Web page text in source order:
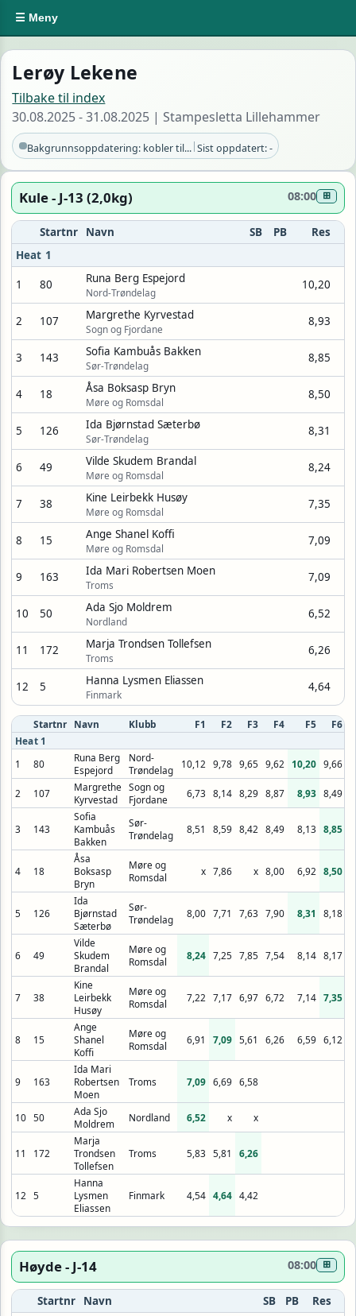
☰ Meny
Lerøy Lekene
Tilbake til index
30.08.2025 - 31.08.2025 | Stampesletta Lillehammer
Bakgrunnsoppdatering: kobler til...|Sist oppdatert: -
Kule - J-13 (2,0kg) 08:00 ⊞
Startnr Navn SB PB
Res
Heat 1
1 80 Runa Berg Espejord
Nord-Trøndelag
10,20
2 107 Margrethe Kyrvestad
Sogn og Fjordane
8,93
3 143 Sofia Kambuås Bakken
Sør-Trøndelag
8,85
4 18 Åsa Boksasp Bryn
Møre og Romsdal
8,50
5 126 Ida Bjørnstad Sæterbø
Sør-Trøndelag
8,31
6 49 Vilde Skudem Brandal
Møre og Romsdal
8,24
7 38 Kine Leirbekk Husøy
Møre og Romsdal
7,35
8 15 Ange Shanel Koffi
Møre og Romsdal
7,09
9 163 Ida Mari Robertsen Moen
Troms
7,09
10 50 Ada Sjo Moldrem
Nordland
6,52
11 172 Marja Trondsen Tollefsen
Troms
6,26
12 5 Hanna Lysmen Eliassen
Finmark
4,64
Startnr Navn Klubb F1 F2 F3 F4 F5
F6
Heat 1
1
80
Runa Berg
Espejord
Nord-
Trøndelag
10,12 9,78 9,65 9,62 10,20 9,66
2 107
Margrethe
Kyrvestad
Sogn og
Fjordane
6,73 8,14 8,29 8,87 8,93 8,49
3 143
Sofia
Kambuås
Bakken
Sør-
Trøndelag
8,51 8,59 8,42 8,49 8,13 8,85
4 18
Åsa
Boksasp
Bryn
Møre og
Romsdal
x 7,86 x 8,00 6,92 8,50
5 126
Ida
Bjørnstad
Sæterbø
Sør-
Trøndelag
8,00 7,71 7,63 7,90 8,31 8,18
6 49
Vilde
Skudem
Brandal
Møre og
Romsdal
8,24 7,25 7,85 7,54 8,14 8,17
7 38
Kine
Leirbekk
Husøy
Møre og
Romsdal
7,22 7,17 6,97 6,72 7,14 7,35
8 15
Ange
Shanel
Koffi
Møre og
Romsdal
6,91 7,09 5,61 6,26 6,59 6,12
9 163
Ida Mari
Robertsen
Moen
Troms 7,09 6,69 6,58
10 50
Ada Sjo
Moldrem
Nordland 6,52 x x
11 172
Marja
Trondsen
Tollefsen
Troms 5,83 5,81 6,26
12 5
Hanna
Lysmen
Eliassen
Finmark 4,54 4,64 4,42
Høyde - J-14 08:00 ⊞
Startnr Navn SB PB Res